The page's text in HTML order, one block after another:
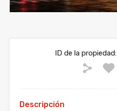
ID de la propiedad:
Descripción